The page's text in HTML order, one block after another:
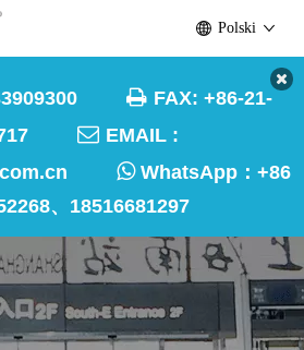
33909300  FAX: +86-21-
 EMAIL :
WhatsApp： +86
、18516681297
Polski